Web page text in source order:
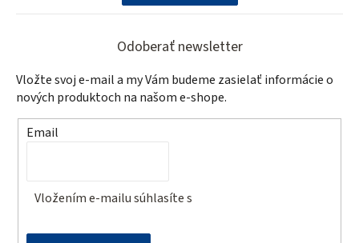
Odoberať newsletter
Vložte svoj e-mail a my Vám budeme zasielať informácie o
nových produktoch na našom e-shope.
Email
Vložením e-mailu súhlasíte s